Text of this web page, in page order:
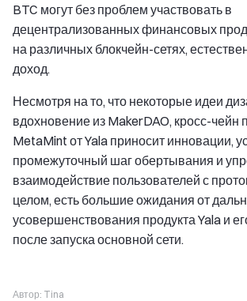
BTC могут без проблем участвовать в
децентрализованных финансовых
на различных блокчейн-сетях,
доход.
Несмотря на то, что некоторые идеи
вдохновение из MakerDAO, кросс-чейн
MetaMint от Yala приносит инновации,
промежуточный шаг обертывания и
взаимодействие пользователей с
целом, есть большие ожидания от
усовершенствования продукта Yala и
после запуска основной сети.
Автор: Tina